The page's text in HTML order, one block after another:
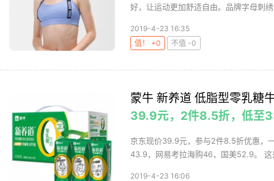
好，让运动更加舒适自由。品牌字母刺
2019-4-23 16:35
值！ +0
不值 -0
蒙牛 新养道 低脂型零乳糖
39.9元，2件8.5折，低至
京东现价39.9元，参与2件8.5折优惠，
43.9，网易考拉海购46，国美52.9。
2019-4-23 16:06